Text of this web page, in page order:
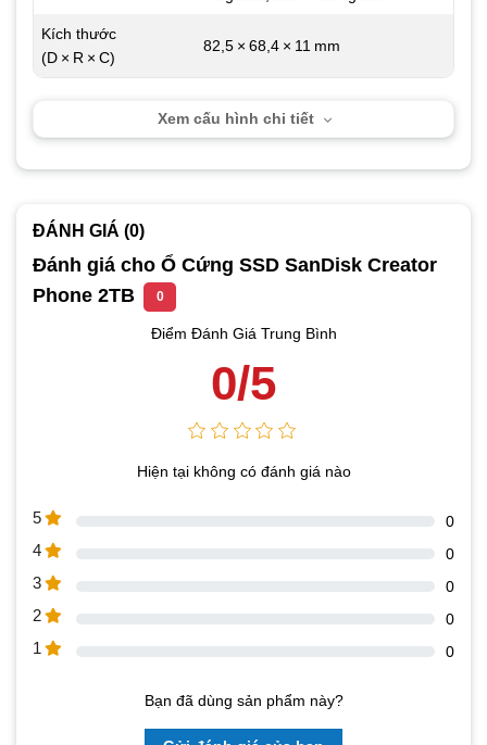
Kích thước
(D × R × C)
82,5 × 68,4 × 11 mm
Xem cấu hình chi tiết
ĐÁNH GIÁ (0)
Đánh giá cho Ổ Cứng SSD SanDisk Creator
Phone 2TB
0
Điểm Đánh Giá Trung Bình
0/5
Hiện tại không có đánh giá nào
5 0
4 0
3 0
2 0
1 0
Bạn đã dùng sản phẩm này?